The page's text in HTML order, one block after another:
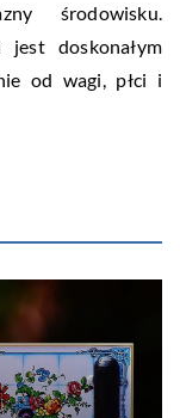
środowisku.
doskonałym
od wagi, płci i